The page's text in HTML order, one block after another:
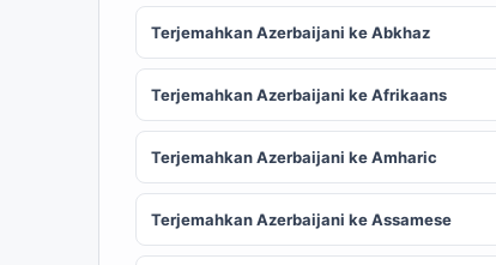
Terjemahkan Azerbaijani ke Abkhaz
Terjemahkan Azerbaijani ke Afrikaans
Terjemahkan Azerbaijani ke Amharic
Terjemahkan Azerbaijani ke Assamese